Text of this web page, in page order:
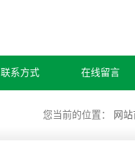
联系方式 在线留言
您当前的位置： 网站